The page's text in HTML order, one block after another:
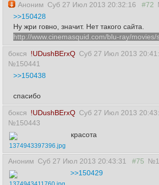
Аноним Суб 27 Июл 2013 20:32:16 #72
>>150428
Ну жри говно, значит. Нет такого сайта.
http://www.cinemasquid.com/blu-ray/movies/
бокся !UDushBErxQ Суб 27 Июл 2013
№150441
>>150438
спасибо
бокся !UDushBErxQ Суб 27 Июл 2013
№150443
1374943397396.jpg
красота
Аноним Суб 27 Июл 2013 20:43:31 #75
>>150429